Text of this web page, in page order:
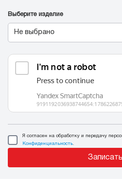
Выберите изделие
Не выбрано
Я согласен на обработку и передачу
Конфиденциальность.